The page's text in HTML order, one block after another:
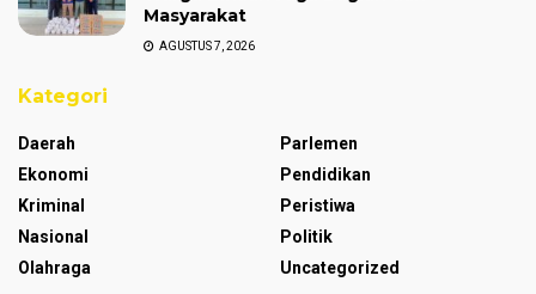
Masyarakat
AGUSTUS 7, 2026
Kategori
Daerah
Ekonomi
Kriminal
Nasional
Olahraga
Parlemen
Pendidikan
Peristiwa
Politik
Uncategorized